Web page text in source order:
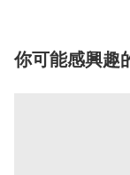
你可能感興趣